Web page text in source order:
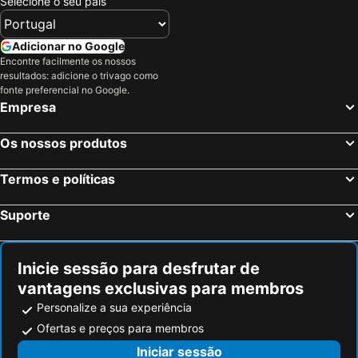
Bari, Apúlia Hotéis
Monopoli, Apúlia Hotéis
Polignano a Mare, Apúlia Hotéis
Porto Cesareo, Apúlia Hotéis
Taranto, Apúlia Hotéis
Florença, Toscana Hotéis
Bolonha, Emília-Romanha Hotéis
Palermo, Sicília Hotéis
Adicionar no Google
Encontre facilmente os nossos
resultados: adicione o trivago como
fonte preferencial no Google.
Empresa
Os nossos produtos
Termos e políticas
Suporte
Inicie sessão para desfrutar de
vantagens exclusivas para membros
Personalize a sua experiência
Ofertas e preços para membros
Iniciar sessão